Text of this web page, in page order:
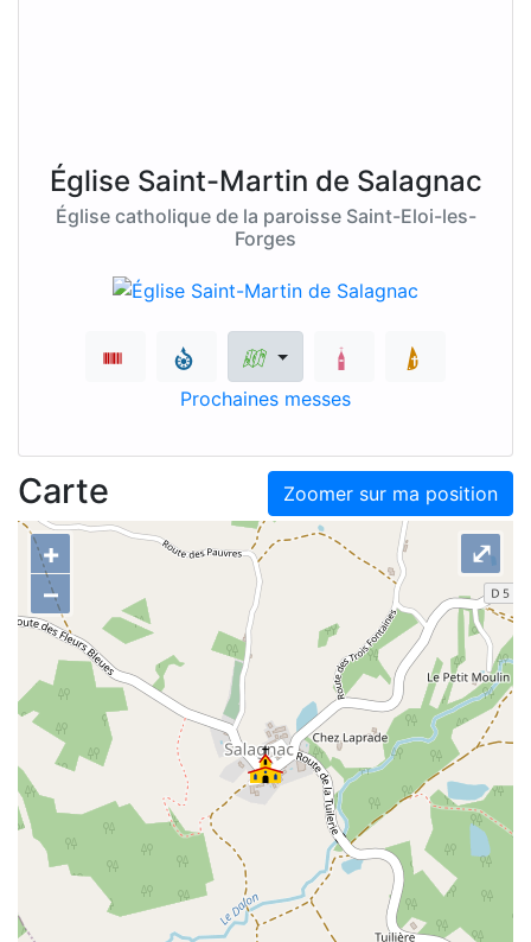
Église Saint-Martin de Salagnac
Église catholique de la paroisse Saint-Eloi-les-
Forges
Prochaines messes
Zoomer sur ma position
Carte
+
–
⤢